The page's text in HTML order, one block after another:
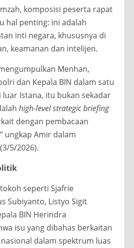
komposisi peserta rapat
hal penting: ini adalah
inti negara, khususnya di
keamanan dan intelijen.
Menhan,
dan Kepala BIN dalam satu
Istana, itu bukan sekadar
high-level strategic briefing
dengan pembacaan
ungkap Amir dalam
5/2026).
seperti Sjafrie
Subiyanto, Listyo Sigit
BIN Herindra
isu yang dibahas berkaitan
dalam spektrum luas